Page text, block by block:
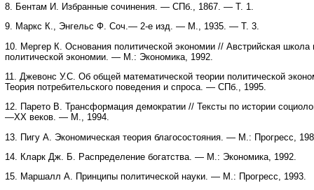
8. Бентам И. Избранные сочинения. — СПб., 1867. — Т. 1.
9. Маркс К., Энгельс Ф. Соч.— 2-е изд. — М., 1935. — Т. 3.
10. Мергер К. Основания политической экономии // Австрийская школа
политической экономии. — М.: Экономика, 1992.
11. Джевонс У.С. Об общей математической теории политической
Теория потребительского поведения и спроса. — СПб., 1995.
12. Парето В. Трансформация демократии // Тексты по истории
—XX веков. — М., 1994.
13. Пигу А. Экономическая теория благосостояния. — М.: Прогресс,
14. Кларк Дж. Б. Распределение богатства. — М.: Экономика, 1992.
15. Маршалл А. Принципы политической науки. — М.: Прогресс, 1993.